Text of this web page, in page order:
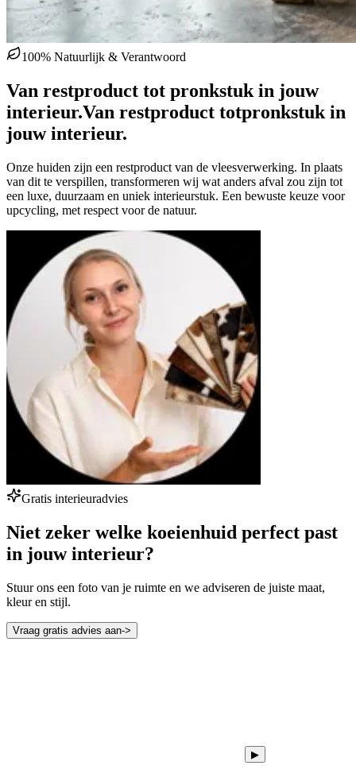
100% Natuurlijk & Verantwoord
Van restproduct tot pronkstuk in jouw
interieur.Van restproduct totpronkstuk in
jouw interieur.
Onze huiden zijn een restproduct van de vleesverwerking. In plaats
van dit te verspillen, transformeren wij wat anders afval zou zijn tot
een luxe, duurzaam en uniek interieurstuk. Een bewuste keuze voor
upcycling, met respect voor de natuur.
Gratis interieuradvies
Niet zeker welke koeienhuid perfect past
in jouw interieur?
Stuur ons een foto van je ruimte en we adviseren de juiste maat,
kleur en stijl.
Vraag gratis advies aan->
▶